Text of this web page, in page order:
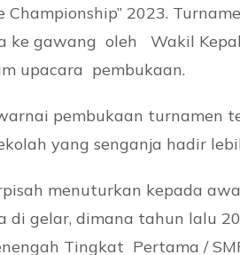
2023.
ke gawang oleh Wakil
upacara pembukaan.
pembukaan turnamen
yang senganja hadir
menuturkan kepada
di gelar, dimana tahun lalu
Tingkat Pertama /